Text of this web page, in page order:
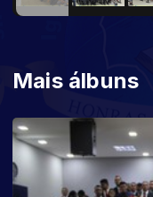
Mais álbuns